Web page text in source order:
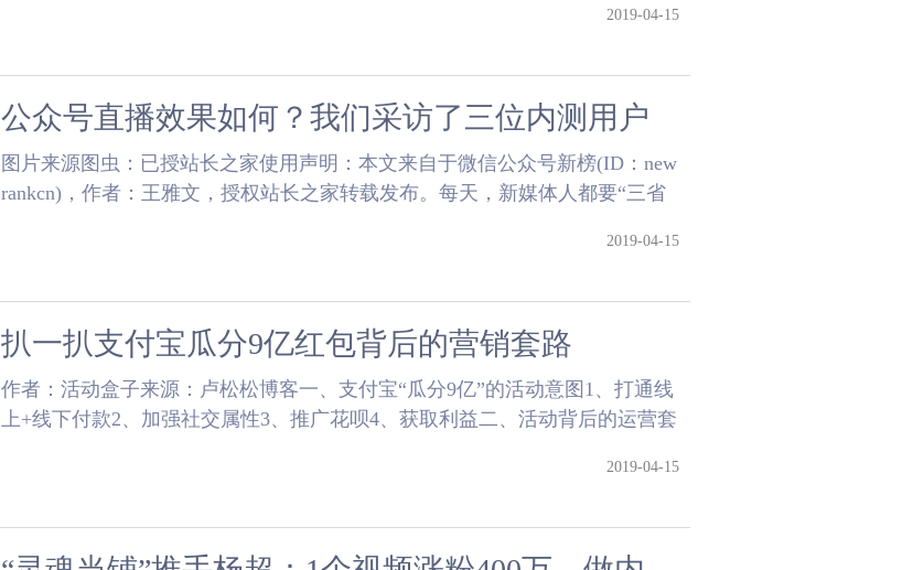
2019-04-15
公众号直播效果如何？我们采访了三位内测用户
​图片来源图虫：已授站长之家使用声明：本文来自于微信公众号新榜(ID：new
rankcn)，作者：王雅文，授权站长之家转载发布。每天，新媒体人都要“三省
2019-04-15
扒一扒支付宝瓜分9亿红包背后的营销套路
​作者：活动盒子来源：卢松松博客一、支付宝“瓜分9亿”的活动意图1、打通线
上+线下付款2、加强社交属性3、推广花呗4、获取利益二、活动背后的运营套
2019-04-15